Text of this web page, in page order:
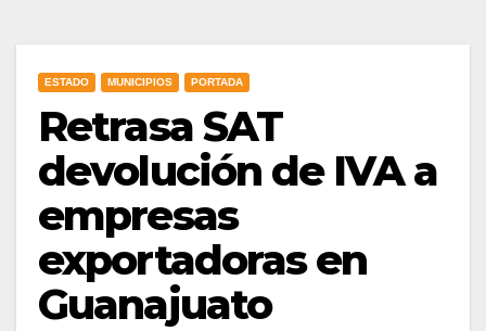
ESTADO MUNICIPIOS PORTADA
Retrasa SAT
devolución de IVA a
empresas
exportadoras en
Guanajuato